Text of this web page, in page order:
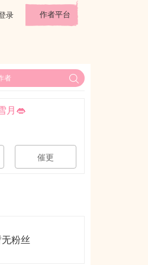
录 作者平台
月👄
催更
粉丝